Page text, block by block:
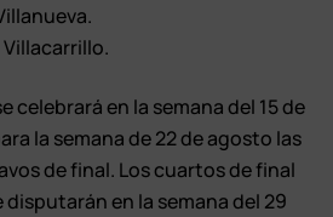
Villacarrillo.
celebrará en la semana del 15 de
la semana de 22 de agosto las
de final. Los cuartos de final
en la semana del 29